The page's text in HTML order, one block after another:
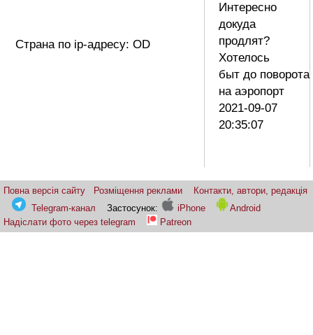
Страна по ip-адресу: OD
Интересно
докуда
продлят?
Хотелось
быт до поворота
на аэропорт
2021-09-07
20:35:07
Повна версія сайту Розміщення реклами
Контакти, автори, редакція
Telegram-канал
Застосунок: iPhone
Android
Надіслати фото через telegram
Patreon